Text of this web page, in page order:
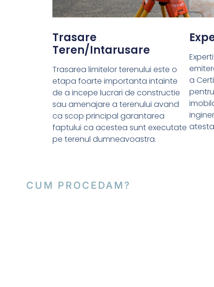
Trasare
Teren/intarusare
Trasarea limitelor terenului este o
etapa foarte importanta intainte
de a incepe lucrari de constructie
sau amenajare a terenului avand
ca scop principal garantarea
faptului ca acestea sunt executate
pe terenul dumneavoastra.
a
CUM PROCEDAM?